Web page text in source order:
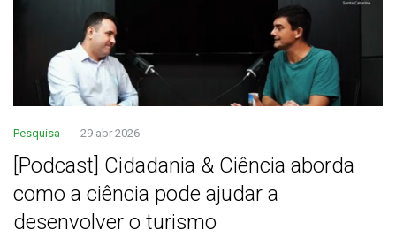
Pesquisa 29 abr 2026
[Podcast] Cidadania & Ciência aborda
como a ciência pode ajudar a
desenvolver o turismo